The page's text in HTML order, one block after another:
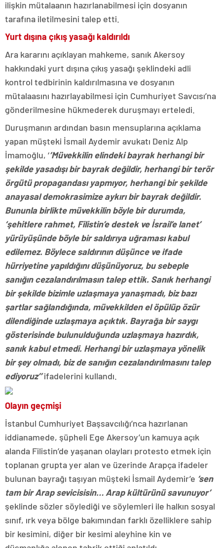
ilişkin mütalaanın hazırlanabilmesi için dosyanın
tarafına iletilmesini talep etti.
Yurt dışına çıkış yasağı kaldırıldı
Ara kararını açıklayan mahkeme, sanık Akersoy
hakkındaki yurt dışına çıkış yasağı şeklindeki adli
kontrol tedbirinin kaldırılmasına ve dosyanın
mütalaasını hazırlayabilmesi için Cumhuriyet Savcısı’na
gönderilmesine hükmederek duruşmayı erteledi.
Duruşmanın ardından basın mensuplarına açıklama
yapan müşteki İsmail Aydemir avukatı Deniz Alp
İmamoğlu, ‘’Müvekkilin elindeki bayrak herhangi bir
şekilde yasadışı bir bayrak değildir, herhangi bir terör
örgütü propagandası yapmıyor, herhangi bir şekilde
anayasal demokrasimize aykırı bir bayrak değildir.
Bununla birlikte müvekkilin böyle bir durumda,
‘şehitlere rahmet, Filistin’e destek ve İsrail’e lanet’
yürüyüşünde böyle bir saldırıya uğraması kabul
edilemez. Böylece saldırının düşünce ve ifade
hürriyetine yapıldığını düşünüyoruz, bu sebeple
sanığın cezalandırılmasın talep ettik. Sanık herhangi
bir şekilde bizimle uzlaşmaya yanaşmadı, biz bazı
şartlar sağlandığında, müvekkilden el öpülüp özür
dilendiğinde uzlaşmaya açıktık. Bayrağa bir saygı
gösterisinde bulunulduğunda uzlaşmaya hazırdık,
sanık kabul etmedi. Herhangi bir uzlaşmaya yönelik
bir şey olmadı, biz de sanığın cezalandırılmasını talep
ediyoruz’’ifadelerini kullandı.
Olayın geçmişi
İstanbul Cumhuriyet Başsavcılığı’nca hazırlanan
iddianamede, şüpheli Ege Akersoy’un kamuya açık
alanda Filistin’de yaşanan olayları protesto etmek için
toplanan grupta yer alan ve üzerinde Arapça ifadeler
bulunan bayrağı taşıyan müşteki İsmail Aydemir’e ‘sen
tam bir Arap sevicisisin… Arap kültürünü savunuyor’
şeklinde sözler söylediği ve söylemleri ile halkın sosyal
sınıf, ırk veya bölge bakımından farklı özelliklere sahip
bir kesimini, diğer bir kesimi aleyhine kin ve